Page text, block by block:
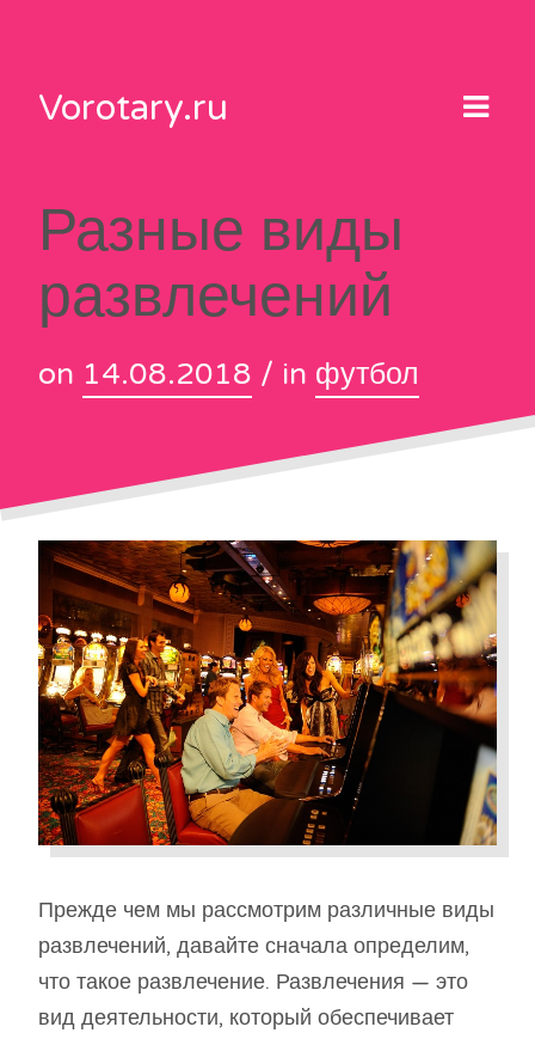
contentVorotary.ru
Разные виды
развлечений
on 14.08.2018 / in футбол
Прежде чем мы рассмотрим различные виды
развлечений, давайте сначала определим,
что такое развлечение. Развлечения — это
вид деятельности, который обеспечивает